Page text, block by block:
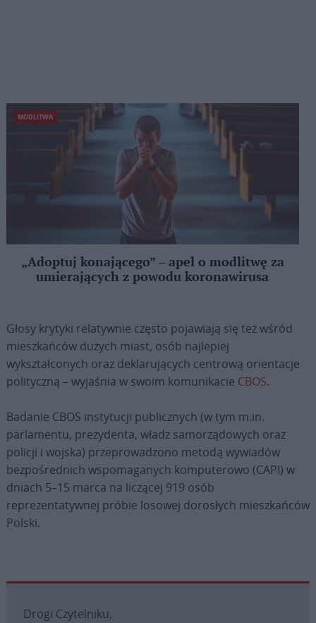
MODLITWA
„Adoptuj konającego” – apel o modlitwę za
umierających z powodu koronawirusa
Głosy krytyki relatywnie często pojawiają się też wśród
mieszkańców dużych miast, osób najlepiej
wykształconych oraz deklarujących centrową orientacje
polityczną – wyjaśnia w swoim komunikacie CBOS.
Badanie CBOS instytucji publicznych (w tym m.in.
parlamentu, prezydenta, władz samorządowych oraz
policji i wojska) przeprowadzono metodą wywiadów
bezpośrednich wspomaganych komputerowo (CAPI) w
dniach 5–15 marca na liczącej 919 osób
reprezentatywnej próbie losowej dorosłych mieszkańców
Polski.
Drogi Czytelniku,